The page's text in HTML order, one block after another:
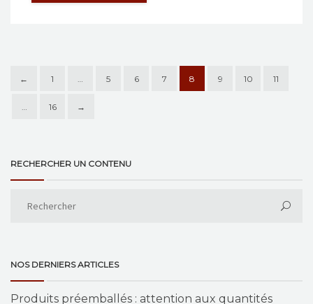
← 1 5 6 7 8 9 10 11
16 →
RECHERCHER UN CONTENU
NOS DERNIERS ARTICLES
Produits préemballés : attention aux quantités